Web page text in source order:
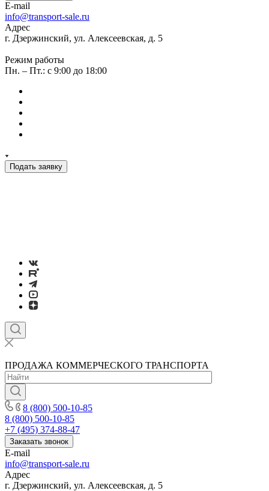
E-mail
info@transport-sale.ru
Адрес
г. Дзержинский, ул. Алексеевская, д. 5
Режим работы
Пн. – Пт.: с 9:00 до 18:00
Подать заявку
ПРОДАЖА КОММЕРЧЕСКОГО ТРАНСПОРТА
8 (800) 500-10-85
8 (800) 500-10-85
+7 (495) 374-88-47
Заказать звонок
E-mail
info@transport-sale.ru
Адрес
г. Дзержинский, ул. Алексеевская, д. 5